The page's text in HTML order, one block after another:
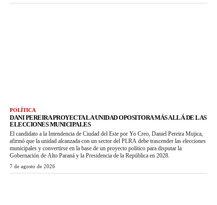
POLÍTICA
DANI PEREIRA PROYECTA LA UNIDAD OPOSITORA MÁS ALLÁ DE LAS
ELECCIONES MUNICIPALES
El candidato a la Intendencia de Ciudad del Este por Yo Creo, Daniel Pereira Mujica,
afirmó que la unidad alcanzada con un sector del PLRA debe trascender las elecciones
municipales y convertirse en la base de un proyecto político para disputar la
Gobernación de Alto Paraná y la Presidencia de la República en 2028.
7 de agosto de 2026